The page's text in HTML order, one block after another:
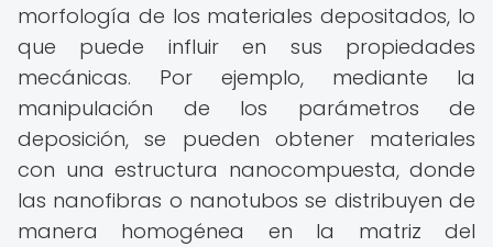
morfología de los materiales depositados, lo
que puede influir en sus propiedades
mecánicas. Por ejemplo, mediante la
manipulación de los parámetros de
deposición, se pueden obtener materiales
con una estructura nanocompuesta, donde
las nanofibras o nanotubos se distribuyen de
manera homogénea en la matriz del